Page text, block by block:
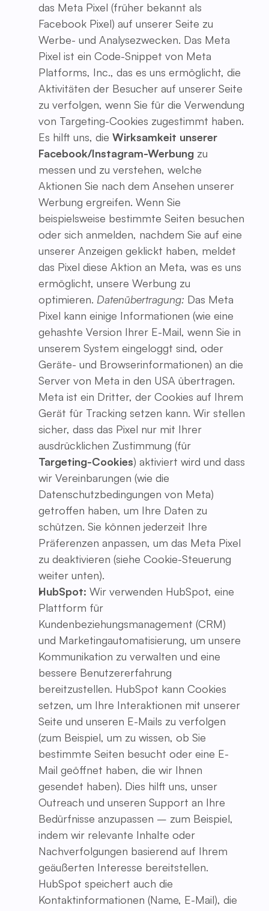
das Meta Pixel (früher bekannt als
Facebook Pixel) auf unserer Seite zu
Werbe- und Analysezwecken. Das Meta
Pixel ist ein Code-Snippet von Meta
Platforms, Inc., das es uns ermöglicht, die
Aktivitäten der Besucher auf unserer Seite
zu verfolgen, wenn Sie für die Verwendung
von Targeting-Cookies zugestimmt haben.
Es hilft uns, die Wirksamkeit unserer
Facebook/Instagram-Werbung zu
messen und zu verstehen, welche
Aktionen Sie nach dem Ansehen unserer
Werbung ergreifen. Wenn Sie
beispielsweise bestimmte Seiten besuchen
oder sich anmelden, nachdem Sie auf eine
unserer Anzeigen geklickt haben, meldet
das Pixel diese Aktion an Meta, was es uns
ermöglicht, unsere Werbung zu
optimieren. Datenübertragung: Das Meta
Pixel kann einige Informationen (wie eine
gehashte Version Ihrer E-Mail, wenn Sie in
unserem System eingeloggt sind, oder
Geräte- und Browserinformationen) an die
Server von Meta in den USA übertragen.
Meta ist ein Dritter, der Cookies auf Ihrem
Gerät für Tracking setzen kann. Wir stellen
sicher, dass das Pixel nur mit Ihrer
ausdrücklichen Zustimmung (für
Targeting-Cookies) aktiviert wird und dass
wir Vereinbarungen (wie die
Datenschutzbedingungen von Meta)
getroffen haben, um Ihre Daten zu
schützen. Sie können jederzeit Ihre
Präferenzen anpassen, um das Meta Pixel
zu deaktivieren (siehe Cookie-Steuerung
weiter unten).
HubSpot: Wir verwenden HubSpot, eine
Plattform für
Kundenbeziehungsmanagement (CRM)
und Marketingautomatisierung, um unsere
Kommunikation zu verwalten und eine
bessere Benutzererfahrung
bereitzustellen. HubSpot kann Cookies
setzen, um Ihre Interaktionen mit unserer
Seite und unseren E-Mails zu verfolgen
(zum Beispiel, um zu wissen, ob Sie
bestimmte Seiten besucht oder eine E-
Mail geöffnet haben, die wir Ihnen
gesendet haben). Dies hilft uns, unser
Outreach und unseren Support an Ihre
Bedürfnisse anzupassen – zum Beispiel,
indem wir relevante Inhalte oder
Nachverfolgungen basierend auf Ihrem
geäußerten Interesse bereitstellen.
HubSpot speichert auch die
Kontaktinformationen (Name, E-Mail), die